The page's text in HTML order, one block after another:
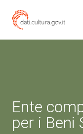
Ente
per i Beni